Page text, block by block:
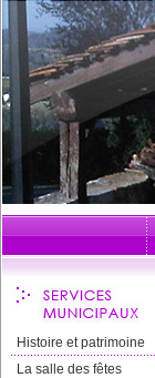
Histoire et patrimoine
La salle des fêtes